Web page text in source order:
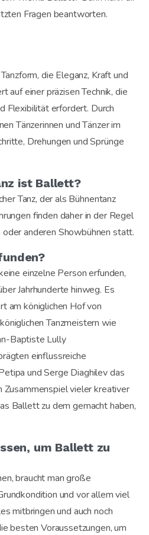
Fragen beantworten.
die Eleganz, Kraft und
auf einer präzisen Technik, die
Flexibilität erfordert. Durch
Tänzerinnen und Tänzer im
Drehungen und Sprünge
ist Ballett?
Tanz, der als Bühnentanz
finden daher in der Regel
oder anderen Showbühnen statt.
einzelne Person erfunden,
Jahrhunderte hinweg. Es
am königlichen Hof von
Tanzmeistern wie
Baptiste Lully
einflussreiche
und Serge Diaghilev das
vieler kreativer
Ballett zu dem gemacht haben,
um Ballett zu
braucht man große
und vor allem viel
mitbringen und auch noch
besten Voraussetzungen, um